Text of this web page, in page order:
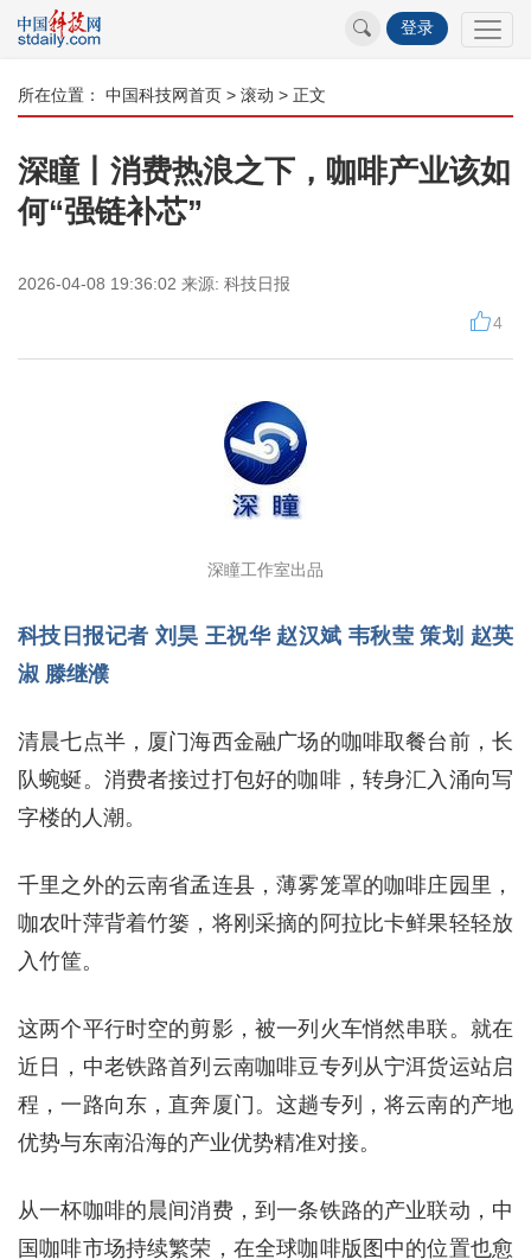
登录
所在位置： 中国科技网首页 > 滚动 > 正文
深瞳丨消费热浪之下，咖啡产业该如
何“强链补芯”
2026-04-08 19:36:02 来源: 科技日报
4
深瞳工作室出品
科技日报记者 刘昊 王祝华 赵汉斌 韦秋莹 策划 赵英
淑 滕继濮
清晨七点半，厦门海西金融广场的咖啡取餐台前，长
队蜿蜒。消费者接过打包好的咖啡，转身汇入涌向写
字楼的人潮。
千里之外的云南省孟连县，薄雾笼罩的咖啡庄园里，
咖农叶萍背着竹篓，将刚采摘的阿拉比卡鲜果轻轻放
入竹筐。
这两个平行时空的剪影，被一列火车悄然串联。就在
近日，中老铁路首列云南咖啡豆专列从宁洱货运站启
程，一路向东，直奔厦门。这趟专列，将云南的产地
优势与东南沿海的产业优势精准对接。
从一杯咖啡的晨间消费，到一条铁路的产业联动，中
国咖啡市场持续繁荣，在全球咖啡版图中的位置也愈